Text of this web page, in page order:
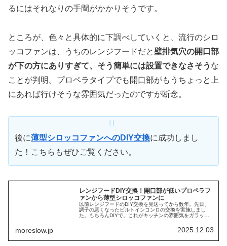
るにはそれなりの手間がかかりそうです。
ところが、色々と具体的に下調べしていくと、流行のシロ
ッコファンは、うちのレンジフードだと壁排気穴の開口部
が下の方にありすぎて、そう簡単には設置できなさそう な
ことが判明。プロペラタイプでも開口部がもうちょっと上
にあれば行けそうな雰囲気だったのですが断念。
後に薄型シロッコファンへのDIY交換に成功しまし
た！こちらもぜひご覧ください。
レンジフードDIY交換！開口部が低いプロペラフ
ァンから薄型シロッコファンに
以前レンジフードのDIY交換を見送ってから数年。先日、
調子の悪くなったビルトインコンロの交換を実施しまし
た。もちろんDIYで。これがキッチンの雰囲気をガラッと
moreslow.jp 2025.12.03